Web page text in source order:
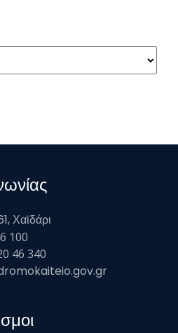
Χαϊδάρι
100
46 340